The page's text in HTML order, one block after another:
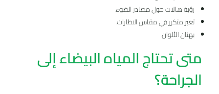
رؤية هالات حول مصادر الضوء.
تغير متكرر في مقاس النظارات.
بهتان الألوان.
متى تحتاج المياه البيضاء إلى
الجراحة؟